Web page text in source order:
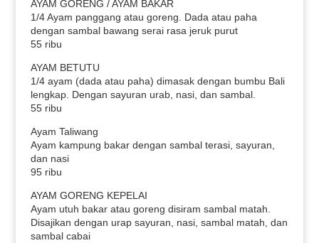
AYAM GORENG / AYAM BAKAR
1/4 Ayam panggang atau goreng. Dada atau paha
dengan sambal bawang serai rasa jeruk purut
55 ribu
AYAM BETUTU
1/4 ayam (dada atau paha) dimasak dengan bumbu Bali
lengkap. Dengan sayuran urab, nasi, dan sambal.
55 ribu
Ayam Taliwang
Ayam kampung bakar dengan sambal terasi, sayuran,
dan nasi
95 ribu
AYAM GORENG KEPELAI
Ayam utuh bakar atau goreng disiram sambal matah.
Disajikan dengan urap sayuran, nasi, sambal matah, dan
sambal cabai